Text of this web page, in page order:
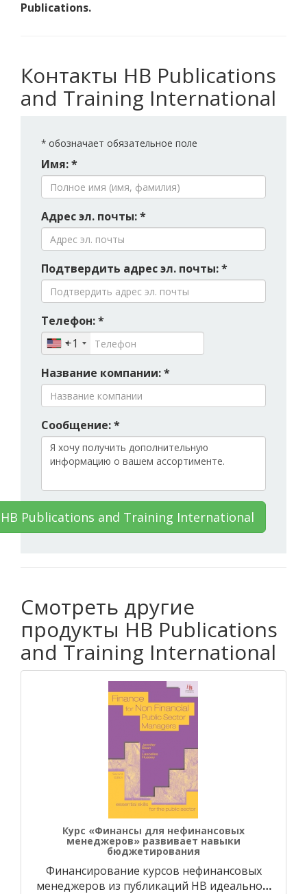
Publications.
Контакты HB Publications
and Training International
* обозначает обязательное поле
Имя: *
Адрес эл. почты: *
Подтвердить адрес эл. почты: *
Телефон: *
+1
Название компании: *
Сообщение: *
Publications and Training International
Смотреть другие
продукты HB Publications
and Training International
Курс «Финансы для нефинансовых
менеджеров» развивает навыки
бюджетирования
Финансирование курсов нефинансовых
менеджеров из публикаций HB идеально…